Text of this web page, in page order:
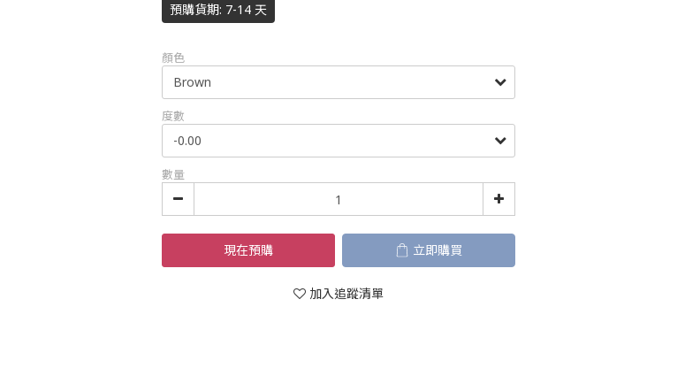
預購貨期: 7-14 天
顏色
度數
數量
現在預購 立即購買
加入追蹤清單